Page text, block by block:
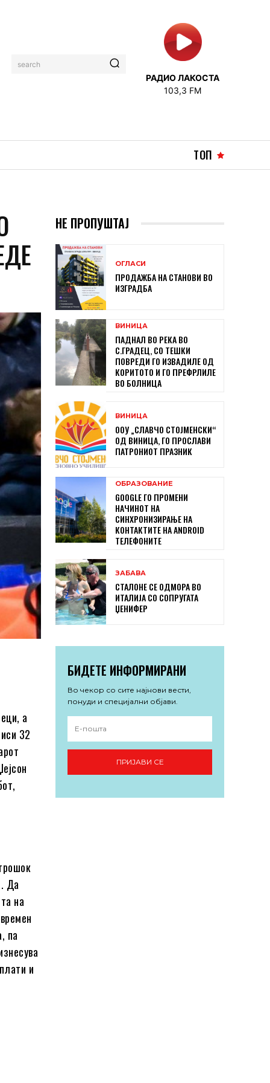
search
РАДИО ЛАКОСТА
103,3 FM
ТОП
а
32
Да
на
па
и
НЕ ПРОПУШТАЈ
ОГЛАСИ
ПРОДАЖБА НА СТАНОВИ ВО
ИЗГРАДБА
ВИНИЦА
ПАДНАЛ ВО РЕКА ВО
С.ГРАДЕЦ, СО ТЕШКИ
ПОВРЕДИ ГО ИЗВАДИЛЕ ОД
КОРИТОТО И ГО ПРЕФРЛИЛЕ
ВО БОЛНИЦА
ВИНИЦА
ООУ „СЛАВЧО СТОЈМЕНСКИ“
ОД ВИНИЦА, ГО ПРОСЛАВИ
ПАТРОНИОТ ПРАЗНИК
ОБРАЗОВАНИЕ
GOOGLE ГО ПРОМЕНИ
НАЧИНОТ НА
СИНХРОНИЗИРАЊЕ НА
КОНТАКТИТЕ НА ANDROID
ТЕЛЕФОНИТЕ
ЗАБАВА
СТАЛОНЕ СЕ ОДМОРА ВО
ИТАЛИЈА СО СОПРУГАТА
ЏЕНИФЕР
БИДЕТЕ ИНФОРМИРАНИ
Во чекор со сите најнови вести,
понуди и специјални објави.
ПРИЈАВИ СЕ